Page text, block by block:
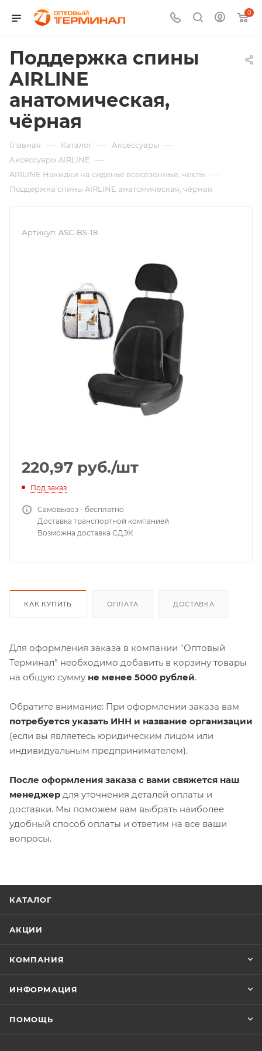
0
Поддержка спины
AIRLINE
анатомическая,
чёрная
Главная — Каталог — Аксессуары —
Аксессуары AIRLINE —
AIRLINE Накидки на сиденье всесезонные, чехлы —
Поддержка спины AIRLINE анатомическая, чёрная
Артикул: ASC-BS-18
220,97 руб./шт
Под заказ
Самовывоз - бесплатно
Доставка транспортной компанией
Возможна доставка СДЭК
КАК КУПИТЬ ОПЛАТА ДОСТАВКА
Для оформления заказа в компании "Оптовый
Терминал" необходимо добавить в корзину товары
на общую сумму не менее 5000 рублей.
Обратите внимание: При оформлении заказа вам
потребуется указать ИНН и название организации
(если вы являетесь юридическим лицом или
индивидуальным предпринимателем).
После оформления заказа с вами свяжется наш
менеджер для уточнения деталей оплаты и
доставки. Мы поможем вам выбрать наиболее
удобный способ оплаты и ответим на все ваши
вопросы.
КАТАЛОГ
АКЦИИ
КОМПАНИЯ
ИНФОРМАЦИЯ
ПОМОЩЬ